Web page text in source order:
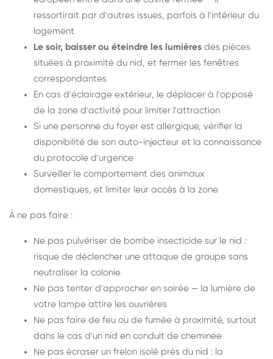
ressortirait par d'autres issues, parfois à l'intérieur du
logement
Le soir, baisser ou éteindre les lumières des pièces
situées à proximité du nid, et fermer les fenêtres
correspondantes
En cas d'éclairage extérieur, le déplacer à l'opposé
de la zone d'activité pour limiter l'attraction
Si une personne du foyer est allergique, vérifier la
disponibilité de son auto-injecteur et la connaissance
du protocole d'urgence
Surveiller le comportement des animaux
domestiques, et limiter leur accès à la zone
À ne pas faire :
Ne pas pulvériser de bombe insecticide sur le nid :
risque de déclencher une attaque de groupe sans
neutraliser la colonie
Ne pas tenter d'approcher en soirée — la lumière de
votre lampe attire les ouvrières
Ne pas faire de feu ou de fumée à proximité, surtout
dans le cas d'un nid en conduit de cheminée
Ne pas écraser un frelon isolé près du nid : la